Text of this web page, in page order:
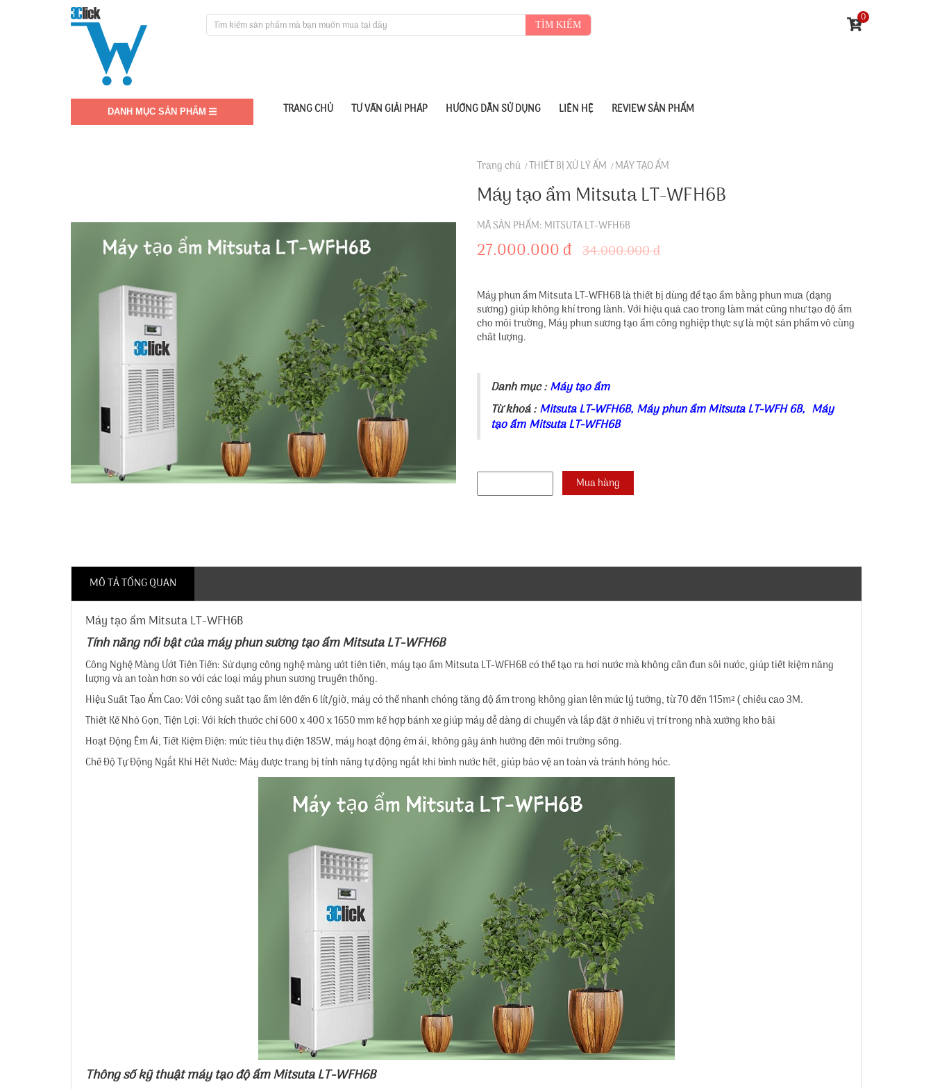
TÌM KIẾM
0
DANH MỤC SẢN PHẨM TRANG CHỦ TƯ VẤN GIẢI PHÁP HƯỚNG DẪN SỬ DỤNG LIÊN HỆ REVIEW SẢN PHẨM
Trang chủ THIẾT BỊ XỬ LÝ ẨM MÁY TẠO ẨM
Máy tạo ẩm Mitsuta LT-WFH6B
MÃ SẢN PHẨM: MITSUTA LT-WFH6B
27.000.000 đ 34.000.000 đ
Máy phun ẩm Mitsuta LT-WFH6B là thiết bị dùng để tạo ẩm bằng phun mưa (dạng
sương) giúp không khí trong lành. Với hiệu quả cao trong làm mát cũng như tạo độ ẩm
cho môi trường, Máy phun sương tạo ẩm công nghiệp thực sự là một sản phẩm vô cùng
chất lượng.
Danh mục :Máy tạo ẩm
Từ khoá : Mitsuta LT-WFH6B, Máy phun ẩm Mitsuta LT-WFH 6B, Máy
tạo ẩm Mitsuta LT-WFH6B
MÔ TẢ TỔNG QUAN
Máy tạo ẩm Mitsuta LT-WFH6B
Tính năng nổi bật củamáy phun sương tạo ẩm Mitsuta LT-WFH6B
Công Nghệ Màng Ướt Tiên Tiến: Sử dụng công nghệ màng ướt tiên tiến, máy tạo ẩm Mitsuta LT-WFH6B có thể tạo ra hơi nước mà không cần đun sôi nước, giúp tiết kiệm năng
lượng và an toàn hơn so với các loại máy phun sương truyền thống.
Hiệu Suất Tạo Ẩm Cao: Với công suất tạo ẩm lên đến 6 lít/giờ, máy có thể nhanh chóng tăng độ ẩm trong không gian lên mức lý tưởng, từ 70 đến 115m² ( chiều cao 3M.
Thiết Kế Nhỏ Gọn, Tiện Lợi: Với kích thước chỉ 600 x 400 x 1650 mm kế hợp bánh xe giúp máy dễ dàng di chuyển và lắp đặt ở nhiều vị trí trong nhà xưởng kho bãi
Hoạt Động Êm Ái, Tiết Kiệm Điện: mức tiêu thụ điện 185W, máy hoạt động êm ái, không gây ảnh hưởng đến môi trường sống.
Chế Độ Tự Động Ngắt Khi Hết Nước: Máy được trang bị tính năng tự động ngắt khi bình nước hết, giúp bảo vệ an toàn và tránh hỏng hóc.
Thông số kỹ thuật máy tạo độ ẩm Mitsuta LT-WFH6B